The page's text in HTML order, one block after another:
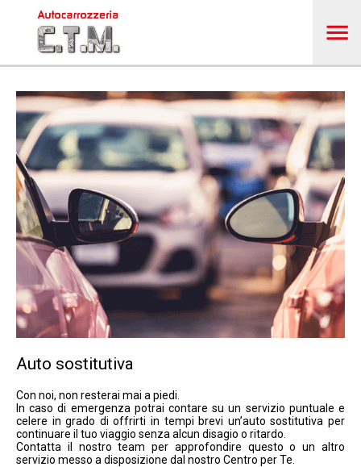
Auto sostitutiva
Con noi, non resterai mai a piedi.
In caso di emergenza potrai contare su un servizio puntuale e
celere in grado di offrirti in tempi brevi un’auto sostitutiva per
continuare il tuo viaggio senza alcun disagio o ritardo.
Contatta il nostro team per approfondire questo o un altro
servizio messo a disposizione dal nostro Centro per Te.